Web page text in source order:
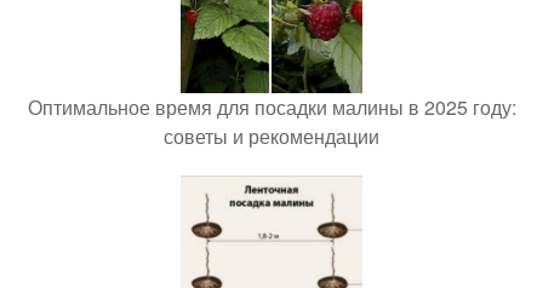
Оптимальное время для посадки малины в 2025 году:
советы и рекомендации